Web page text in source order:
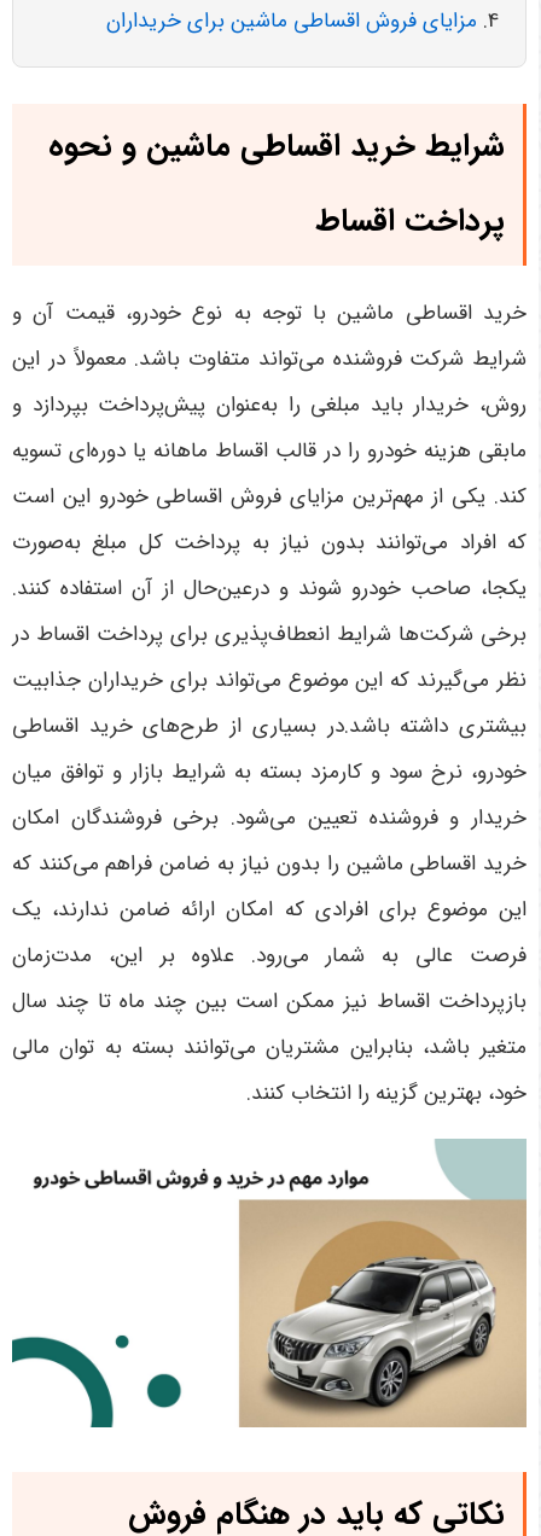
مزایای فروش اقساطی ماشین برای خریداران
شرایط خرید اقساطی ماشین و نحوه
پرداخت اقساط
خرید اقساطی ماشین با توجه به نوع خودرو، قیمت آن و
شرایط شرکت فروشنده می‌تواند متفاوت باشد. معمولاً در این
روش، خریدار باید مبلغی را به‌عنوان پیش‌پرداخت بپردازد و
مابقی هزینه خودرو را در قالب اقساط ماهانه یا دوره‌ای تسویه
کند. یکی از مهم‌ترین مزایای فروش اقساطی خودرو این است
که افراد می‌توانند بدون نیاز به پرداخت کل مبلغ به‌صورت
یکجا، صاحب خودرو شوند و درعین‌حال از آن استفاده کنند.
برخی شرکت‌ها شرایط انعطاف‌پذیری برای پرداخت اقساط در
نظر می‌گیرند که این موضوع می‌تواند برای خریداران جذابیت
بیشتری داشته باشد.در بسیاری از طرح‌های خرید اقساطی
خودرو، نرخ سود و کارمزد بسته به شرایط بازار و توافق میان
خریدار و فروشنده تعیین می‌شود. برخی فروشندگان امکان
خرید اقساطی ماشین را بدون نیاز به ضامن فراهم می‌کنند که
این موضوع برای افرادی که امکان ارائه ضامن ندارند، یک
فرصت عالی به شمار می‌رود. علاوه بر این، مدت‌زمان
بازپرداخت اقساط نیز ممکن است بین چند ماه تا چند سال
متغیر باشد، بنابراین مشتریان می‌توانند بسته به توان مالی
خود، بهترین گزینه را انتخاب کنند.
نکاتی که باید در هنگام فروش